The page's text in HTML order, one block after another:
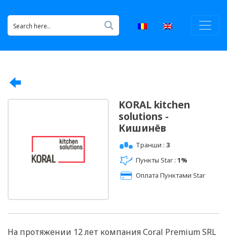
KORAL kitchen
solutions -
Кишинёв
Транши : 3
Пункты Star : 1%
Оплата Пунктами Star
На протяжении 12 лет компания Сoral Premium SRL